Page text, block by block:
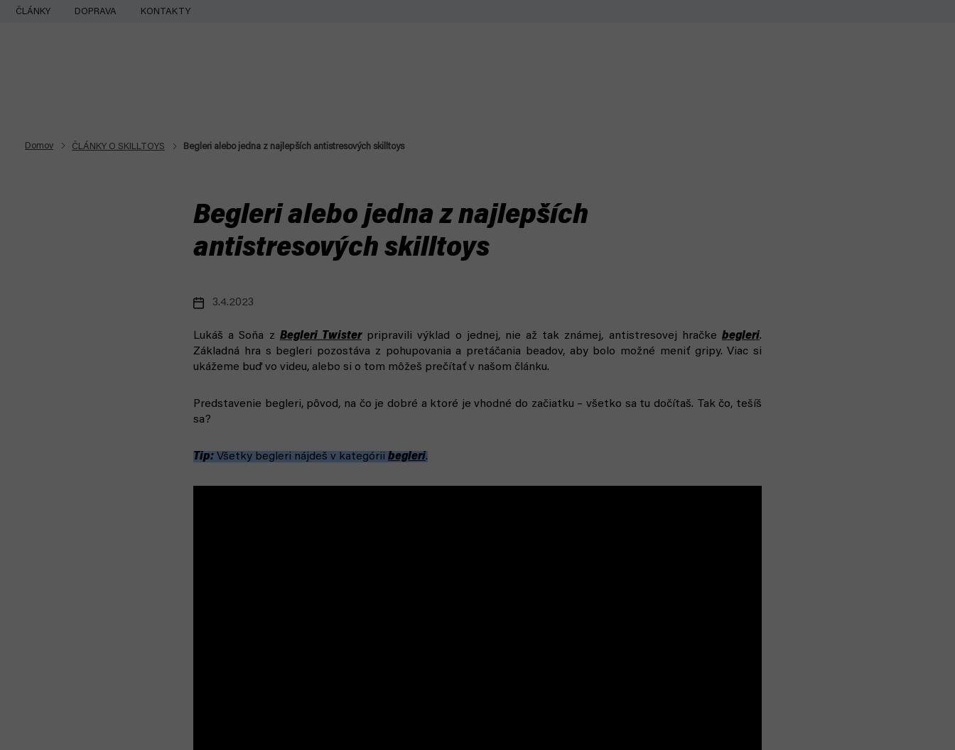
Prejsť
ČLÁNKY DOPRAVA KONTAKTY
Domov ČLÁNKY O SKILLTOYS Begleri alebo jedna z najlepších antistresových skilltoys
Begleri alebo jedna z najlepších
antistresových skilltoys
3.4.2023
Lukáš a Soňa z Begleri Twisterpripravili výklad o jednej, nie až tak známej, antistresovej hračke begleri.
Základná hra s begleri pozostáva z pohupovania a pretáčania beadov, aby bolo možné meniť gripy. Viac si
ukážeme buď vo videu, alebo si o tom môžeš prečítať v našom článku.
Predstavenie begleri, pôvod, na čo je dobré a ktoré je vhodné do začiatku – všetko sa tu dočítaš. Tak čo, tešíš
sa?
Tip: Všetky begleri nájdeš v kategórii begleri.